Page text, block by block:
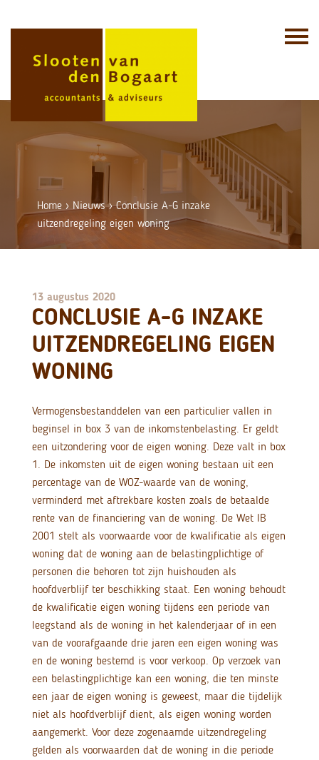
Home › Nieuws›Conclusie A-G inzake
uitzendregeling eigen woning
13 augustus 2020
CONCLUSIE A-G INZAKE
UITZENDREGELING EIGEN
WONING
Vermogensbestanddelen van een particulier vallen in
beginsel in box 3 van de inkomstenbelasting. Er geldt
een uitzondering voor de eigen woning. Deze valt in box
1. De inkomsten uit de eigen woning bestaan uit een
percentage van de WOZ-waarde van de woning,
verminderd met aftrekbare kosten zoals de betaalde
rente van de financiering van de woning. De Wet IB
2001 stelt als voorwaarde voor de kwalificatie als eigen
woning dat de woning aan de belastingplichtige of
personen die behoren tot zijn huishouden als
hoofdverblijf ter beschikking staat. Een woning behoudt
de kwalificatie eigen woning tijdens een periode van
leegstand als de woning in het kalenderjaar of in een
van de voorafgaande drie jaren een eigen woning was
en de woning bestemd is voor verkoop. Op verzoek van
een belastingplichtige kan een woning, die ten minste
een jaar de eigen woning is geweest, maar die tijdelijk
niet als hoofdverblijf dient, als eigen woning worden
aangemerkt. Voor deze zogenaamde uitzendregeling
gelden als voorwaarden dat de woning in die periode